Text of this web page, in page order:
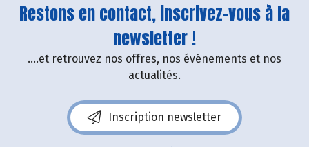
Restons en contact, inscrivez-vous à la
newsletter !
....et retrouvez nos offres, nos événements et nos
actualités.
Inscription newsletter